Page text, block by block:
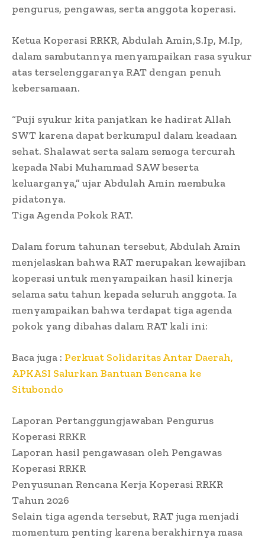
pengurus, pengawas, serta anggota koperasi.
Ketua Koperasi RRKR, Abdulah Amin,S.Ip, M.Ip,
dalam sambutannya menyampaikan rasa syukur
atas terselenggaranya RAT dengan penuh
kebersamaan.
“Puji syukur kita panjatkan ke hadirat Allah
SWT karena dapat berkumpul dalam keadaan
sehat. Shalawat serta salam semoga tercurah
kepada Nabi Muhammad SAW beserta
keluarganya,” ujar Abdulah Amin membuka
pidatonya.
Tiga Agenda Pokok RAT.
Dalam forum tahunan tersebut, Abdulah Amin
menjelaskan bahwa RAT merupakan kewajiban
koperasi untuk menyampaikan hasil kinerja
selama satu tahun kepada seluruh anggota. Ia
menyampaikan bahwa terdapat tiga agenda
pokok yang dibahas dalam RAT kali ini:
Baca juga : Perkuat Solidaritas Antar Daerah,
APKASI Salurkan Bantuan Bencana ke
Situbondo
Laporan Pertanggungjawaban Pengurus
Koperasi RRKR
Laporan hasil pengawasan oleh Pengawas
Koperasi RRKR
Penyusunan Rencana Kerja Koperasi RRKR
Tahun 2026
Selain tiga agenda tersebut, RAT juga menjadi
momentum penting karena berakhirnya masa